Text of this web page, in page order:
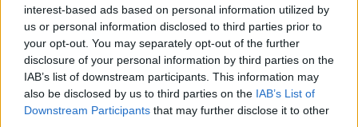
interest-based ads based on personal information utilized by
us or personal information disclosed to third parties prior to
your opt-out. You may separately opt-out of the further
disclosure of your personal information by third parties on the
IAB’s list of downstream participants. This information may
also be disclosed by us to third parties on the IAB’s List of
Downstream Participants that may further disclose it to other
Que diriez-vous d'une piscine qui disparaît ?
Une piscine convertible disparaît sous vos yeux et se
transforme en deck !
En couvrant la piscine lorsqu'elle n'est pas utilisée, elle